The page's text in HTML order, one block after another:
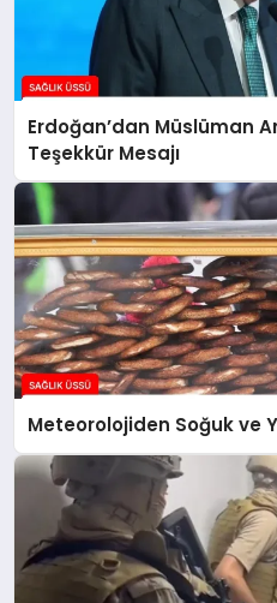
Erdoğan’dan Müslüman
Teşekkür Mesajı
Meteorolojiden Soğuk ve